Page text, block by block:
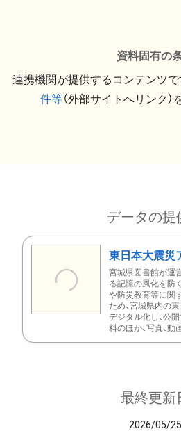
資料固有の
連携機関が提供するコンテンツで
件等（外部サイトへリンク）
データの提
東日本大震災
宮城県図書館が運
る記憶の風化を防
や防災教育等に関
ため、宮城県内の
デジタル化し、公
料のほか、写真、動
最終更新
2026/05/25